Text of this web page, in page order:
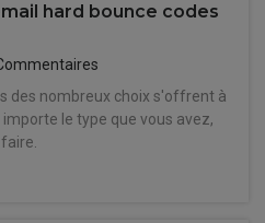
hard bounce codes
des nombreux choix s'offrent à
le type que vous avez,